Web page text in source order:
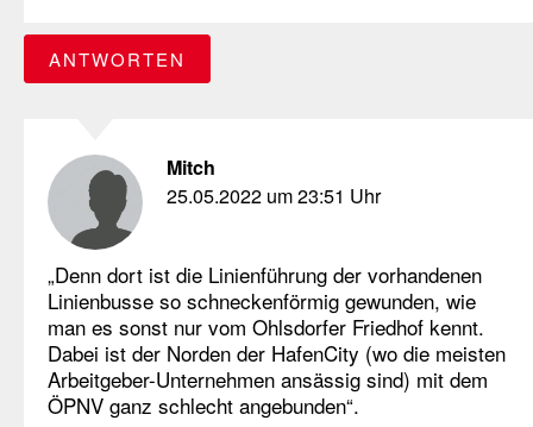
ANTWORTEN
Mitch
25.05.2022 um 23:51 Uhr
„Denn dort ist die Linienführung der vorhandenen
Linienbusse so schneckenförmig gewunden, wie
man es sonst nur vom Ohlsdorfer Friedhof kennt.
Dabei ist der Norden der HafenCity (wo die meisten
Arbeitgeber-Unternehmen ansässig sind) mit dem
ÖPNV ganz schlecht angebunden“.